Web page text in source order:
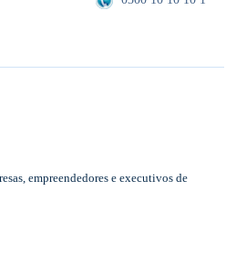
empreendedores e executivos de